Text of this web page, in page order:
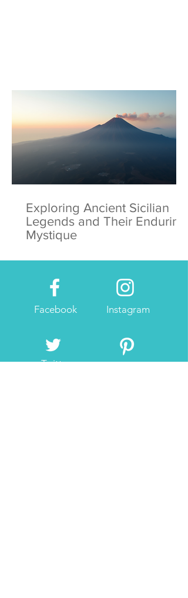
Exploring Ancient Sicilian
Legends and Their Enduring
Mystique
Facebook Instagram
Twitter